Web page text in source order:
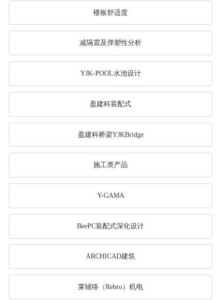
楼板舒适度
减隔震及弹塑性分析
YJK-POOL水池设计
盈建科装配式
盈建科桥梁YJKBridge
施工类产品
Y-GAMA
BeePC装配式深化设计
ARCHICAD建筑
莱辅络（Rebro）机电